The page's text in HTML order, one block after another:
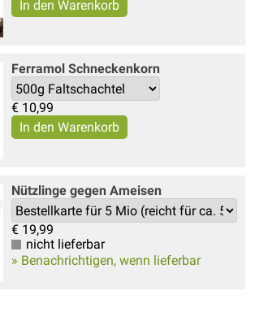
Ferramol Schneckenkorn
€ 10,99
Nützlinge gegen Ameisen
€ 19,99
nicht lieferbar
» Benachrichtigen, wenn lieferbar